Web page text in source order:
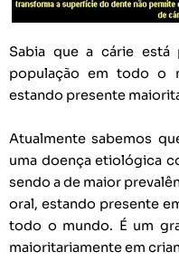
Sabia que a cárie está
população em todo o
estando presente
Atualmente sabemos
uma doença etiológica
sendo a de maior
oral, estando presente
todo o mundo. É um
maioritariamente em